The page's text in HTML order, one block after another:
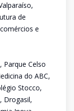
de
e
Parque Celso
do ABC,
Stocco,
Drogasil,